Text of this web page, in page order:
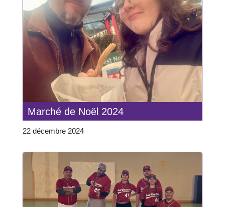
Marché de Noël 2024
22 décembre 2024